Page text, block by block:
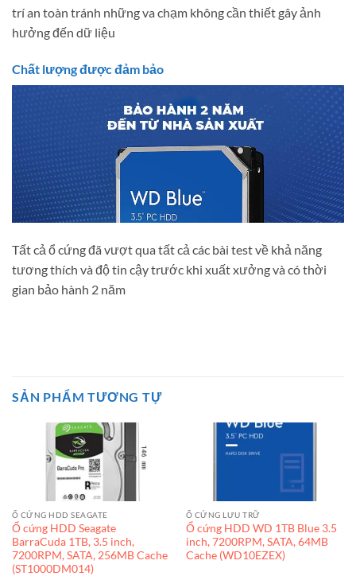
trí an toàn tránh những va chạm không cần thiết gây ảnh
hưởng đến dữ liệu
Chất lượng được đảm bảo
Tất cả ổ cứng đã vượt qua tất cả các bài test về khả năng
tương thích và độ tin cậy trước khi xuất xưởng và có thời
gian bảo hành 2 năm
SẢN PHẨM TƯƠNG TỰ
Ổ CỨNG HDD SEAGATE
Ổ cứng HDD Seagate
BarraCuda 1TB, 3.5 inch,
7200RPM, SATA, 256MB Cache
(ST1000DM014)
Ổ CỨNG LƯU TRỮ
Ổ cứng HDD WD 1TB Blue 3.5
inch, 7200RPM, SATA, 64MB
Cache (WD10EZEX)